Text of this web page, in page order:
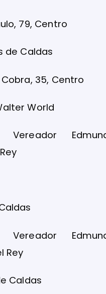
79, Centro
de Caldas
35, Centro
World
Vereador
Vereador
Rey
Caldas